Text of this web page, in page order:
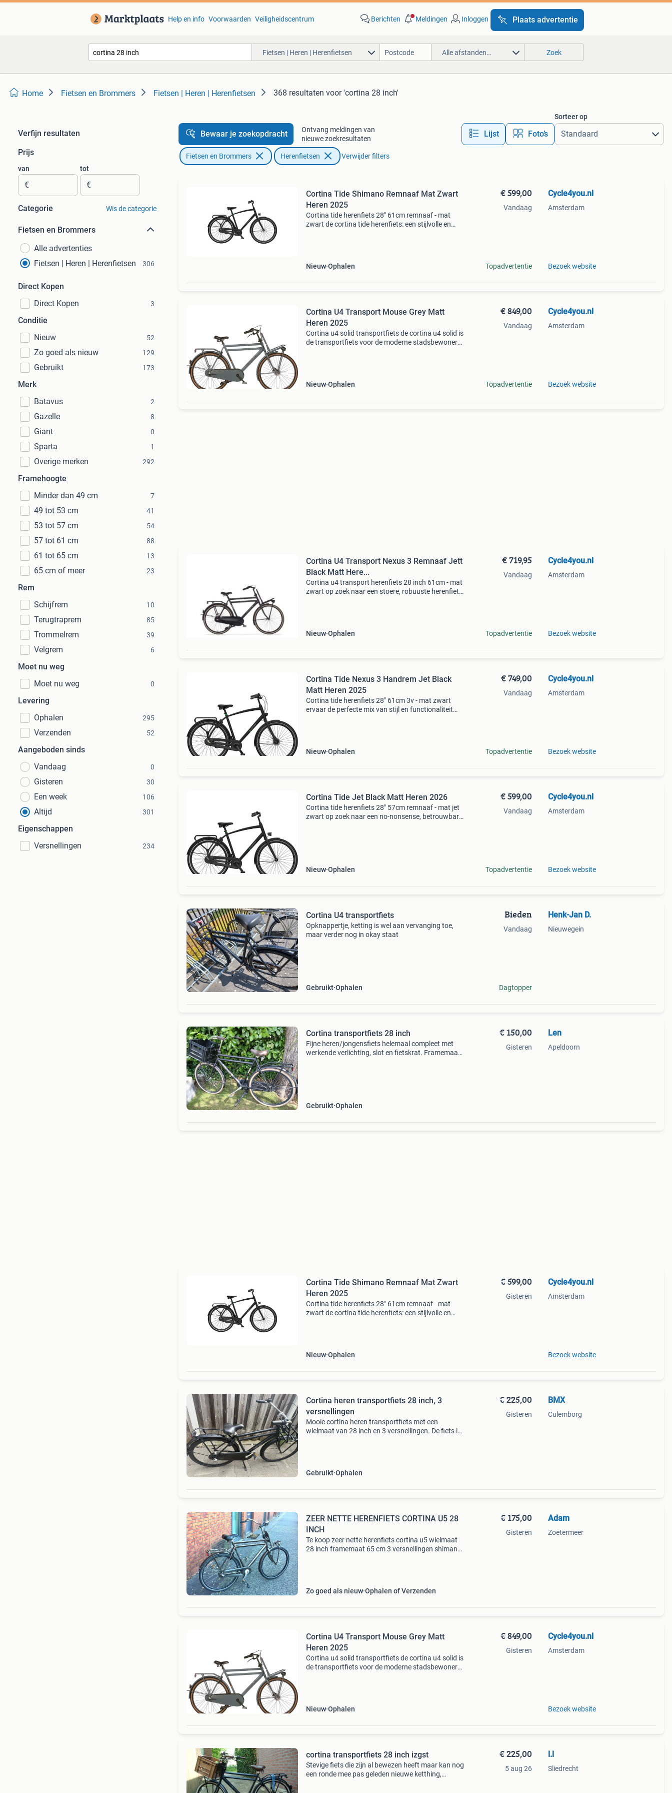
Help en info Voorwaarden Veiligheidscentrum Berichten Meldingen Inloggen Plaats advertentie
Fietsen | Heren | Herenfietsen Alle afstanden… Zoek
Home Fietsen en Brommers Fietsen | Heren | Herenfietsen 368 resultaten voor 'cortina 28 inch'
Verfijn resultaten
Prijs
van
€
tot
€
Categorie Wis de categorie
Fietsen en Brommers
Alle advertenties
Fietsen | Heren | Herenfietsen
306
Direct Kopen
Direct Kopen
3
Conditie
Nieuw
52
Zo goed als nieuw 129
Gebruikt 173
Merk
Batavus
2
Gazelle 8
Giant 0
Sparta 1
Overige merken 292
Framehoogte
Minder dan 49 cm
7
49 tot 53 cm 41
53 tot 57 cm 54
57 tot 61 cm 88
61 tot 65 cm 13
65 cm of meer 23
Rem
Schijfrem
10
Terugtraprem 85
Trommelrem 39
Velgrem 6
Moet nu weg
Moet nu weg
0
Levering
Ophalen
295
Verzenden 52
Aangeboden sinds
Vandaag
0
Gisteren 30
Een week 106
Altijd 301
Eigenschappen
Versnellingen
234
Bewaar je zoekopdracht
Ontvang meldingen van
nieuwe zoekresultaten
Lijst Foto’s
Sorteer op
Fietsen en Brommers Herenfietsen Verwijder filters
Cortina Tide Shimano Remnaaf Mat Zwart
Heren 2025
Cortina tide herenfiets 28" 61cm remnaaf - mat
zwart de cortina tide herenfiets: een stijlvolle en
Nieuw Ophalen
€ 599,00
Vandaag
Topadvertentie
Cycle4you.nl
Amsterdam
Bezoek website
Cortina U4 Transport Mouse Grey Matt
Heren 2025
Cortina u4 solid transportfiets de cortina u4 solid is
de transportfiets voor de moderne stadsbewoner
Nieuw Ophalen
€ 849,00
Vandaag
Topadvertentie
Cycle4you.nl
Amsterdam
Bezoek website
Cortina U4 Transport Nexus 3 Remnaaf Jett
Black Matt Here...
Cortina u4 transport herenfiets 28 inch 61cm - mat
zwart op zoek naar een stoere, robuuste herenfiets
Nieuw Ophalen
€ 719,95
Vandaag
Topadvertentie
Cycle4you.nl
Amsterdam
Bezoek website
Cortina Tide Nexus 3 Handrem Jet Black
Matt Heren 2025
Cortina tide herenfiets 28" 61cm 3v - mat zwart
ervaar de perfecte mix van stijl en functionaliteit
Nieuw Ophalen
€ 749,00
Vandaag
Topadvertentie
Cycle4you.nl
Amsterdam
Bezoek website
Cortina Tide Jet Black Matt Heren 2026
Cortina tide herenfiets 28" 57cm remnaaf - mat jet
zwart op zoek naar een no-nonsense, betrouwbare
Nieuw Ophalen
€ 599,00
Vandaag
Topadvertentie
Cycle4you.nl
Amsterdam
Bezoek website
Cortina U4 transportfiets
Opknappertje, ketting is wel aan vervanging toe,
maar verder nog in okay staat
Gebruikt Ophalen
Bieden
Vandaag
Dagtopper
Henk-Jan D.
Nieuwegein
Cortina transportfiets 28 inch
Fijne heren/jongensfiets helemaal compleet met
werkende verlichting, slot en fietskrat. Framemaat
Gebruikt Ophalen
€ 150,00
Gisteren
Len
Apeldoorn
Cortina Tide Shimano Remnaaf Mat Zwart
Heren 2025
Cortina tide herenfiets 28" 61cm remnaaf - mat
zwart de cortina tide herenfiets: een stijlvolle en
Nieuw Ophalen
€ 599,00
Gisteren
Cycle4you.nl
Amsterdam
Bezoek website
Cortina heren transportfiets 28 inch, 3
versnellingen
Mooie cortina heren transportfiets met een
wielmaat van 28 inch en 3 versnellingen. De fiets is
Gebruikt Ophalen
€ 225,00
Gisteren
BMX
Culemborg
ZEER NETTE HERENFIETS CORTINA U5 28
INCH
Te koop zeer nette herenfiets cortina u5 wielmaat
28 inch framemaat 65 cm 3 versnellingen shimano
Zo goed als nieuw Ophalen of Verzenden
€ 175,00
Gisteren
Adam
Zoetermeer
Cortina U4 Transport Mouse Grey Matt
Heren 2025
Cortina u4 solid transportfiets de cortina u4 solid is
de transportfiets voor de moderne stadsbewoner
Nieuw Ophalen
€ 849,00
Gisteren
Cycle4you.nl
Amsterdam
Bezoek website
cortina transportfiets 28 inch izgst
Stevige fiets die zijn al bewezen heeft maar kan nog
een ronde mee pas geleden nieuwe ketthing,
€ 225,00
5 aug 26
l.l
Sliedrecht